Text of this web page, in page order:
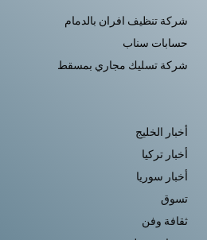
شركة تنظيف افران بالدمام
حسابات سناب
شركة تسليك مجاري بمسقط
أخبار الخليج
أخبار تركيا
أخبار سوريا
تسوق
ثقافة وفن